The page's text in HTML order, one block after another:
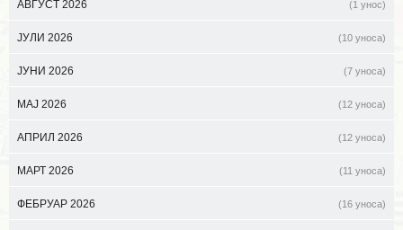
АВГУСТ 2026 (1 унос)
ЈУЛИ 2026 (10 уноса)
ЈУНИ 2026 (7 уноса)
МАЈ 2026 (12 уноса)
АПРИЛ 2026 (12 уноса)
МАРТ 2026 (11 уноса)
ФЕБРУАР 2026 (16 уноса)